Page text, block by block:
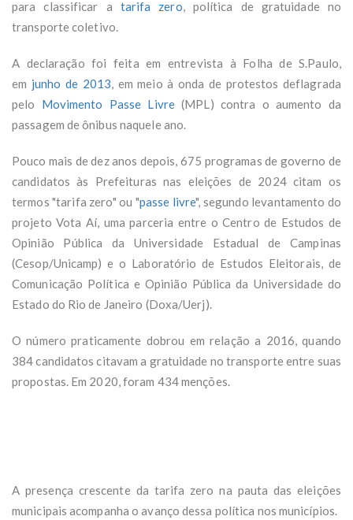
para classificar a tarifa zero , política de gratuidade no
transporte coletivo.
A declaração foi feita em entrevista à Folha de S.Paulo,
em junho de 2013 , em meio à onda de protestos deflagrada
pelo Movimento Passe Livre(MPL) contra o aumento da
passagem de ônibus naquele ano.
Pouco mais de dez anos depois, 675 programas de governo de
candidatos às Prefeituras nas eleições de 2024 citam os
termos "tarifa zero" ou "passe livre", segundo levantamento do
projeto Vota Aí, uma parceria entre o Centro de Estudos de
Opinião Pública da Universidade Estadual de Campinas
(Cesop/Unicamp) e o Laboratório de Estudos Eleitorais, de
Comunicação Política e Opinião Pública da Universidade do
Estado do Rio de Janeiro (Doxa/Uerj).
O número praticamente dobrou em relação a 2016, quando
384 candidatos citavam a gratuidade no transporte entre suas
propostas. Em 2020, foram 434 menções.
A presença crescente da tarifa zero na pauta das eleições
municipais acompanha o avanço dessa política nos municípios.